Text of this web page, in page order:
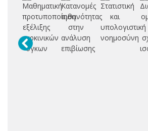
Μαθηματική
προτυποποίηση
εξέλιξης
καρκινικών
όγκων
Κατανομές
πιθανότητας
στην
ανάλυση
επιβίωσης
Στατιστική
και
υπολογιστική
νοημοσύνη